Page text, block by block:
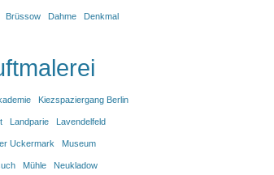
Brüssow Dahme Denkmal
Kiezspaziergang Berlin
Landparie Lavendelfeld
Uckermark Museum
Mühle Neukladow